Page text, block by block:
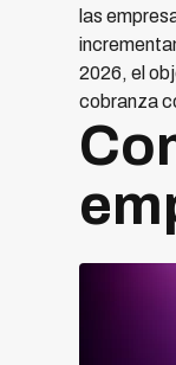
las
2026, el
cobranza